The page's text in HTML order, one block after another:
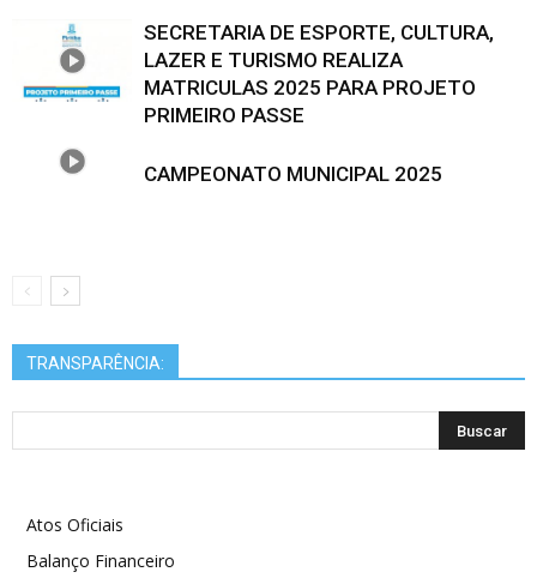
SECRETARIA DE ESPORTE, CULTURA,
LAZER E TURISMO REALIZA
MATRICULAS 2025 PARA PROJETO
PRIMEIRO PASSE
CAMPEONATO MUNICIPAL 2025
TRANSPARÊNCIA:
Atos Oficiais
Balanço Financeiro